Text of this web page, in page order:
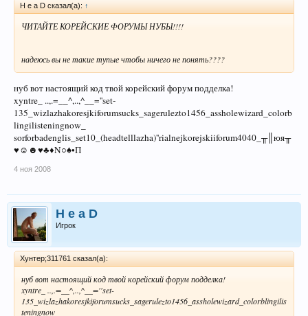
H e a D сказал(а): ↑
ЧИТАЙТЕ КОРЕЙСКИЕ ФОРУМЫ НУБЫ!!!!
надеюсь вы не такие тупые чтобы ничего не понять????
нуб вот настоящий код твой корейский форум подделка!
xyntre_ ..,.=__^,..,^__=''set-
135_wizlazhakoresjkiforumsucks_sagerulezto1456_assholewizard_colorb
lingilisteningnow_
sorforbadenglis_set10_(headtelllazha)''rialnejkorejskiiforum4040_╥║юя╥
♥☺☻♥♣♦N○♠•П
4 ноя 2008
H e a D
Игрок
Хунтер;311761 сказал(а):
нуб вот настоящий код твой корейский форум подделка!
xyntre_ ..,.=__^,..,^__=''set-
135_wizlazhakoresjkiforumsucks_sagerulezto1456_assholewizard_colorblingilis
teningnow_